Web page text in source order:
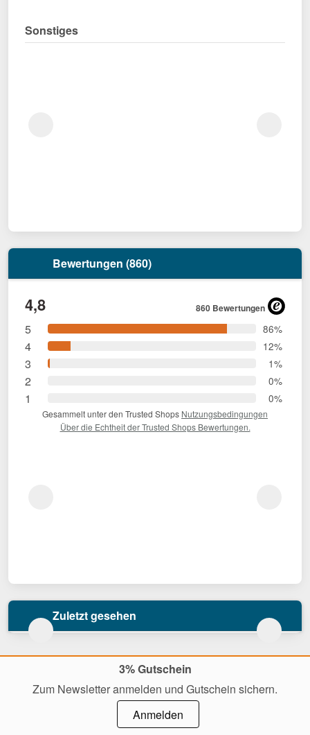
Sonstiges
Bewertungen (860)
4,8 860 Bewertungen
5 86%
4 12%
3 1%
2 0%
1 0%
Gesammelt unter den Trusted Shops Nutzungsbedingungen
Über die Echtheit der Trusted Shops Bewertungen.
Zuletzt gesehen
3% Gutschein
Zum Newsletter anmelden und Gutschein sichern.
Anmelden